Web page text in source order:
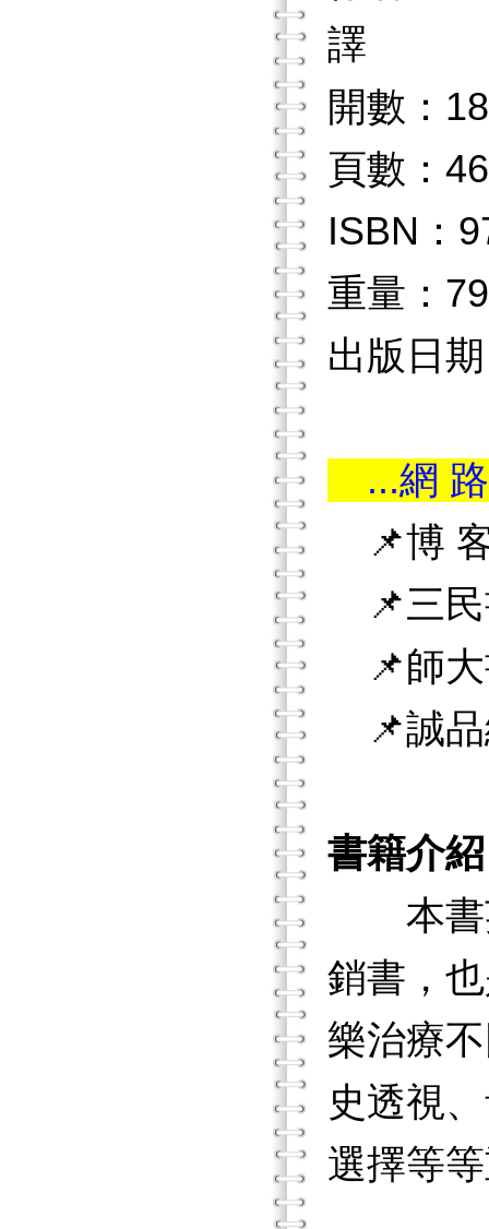
譯
開數：18
頁數：
ISBN：
重量：
出版日
...網
📌博
📌三民
📌師大
📌誠品
書籍介紹
本書英
銷書，
樂治療
史透視
選擇等